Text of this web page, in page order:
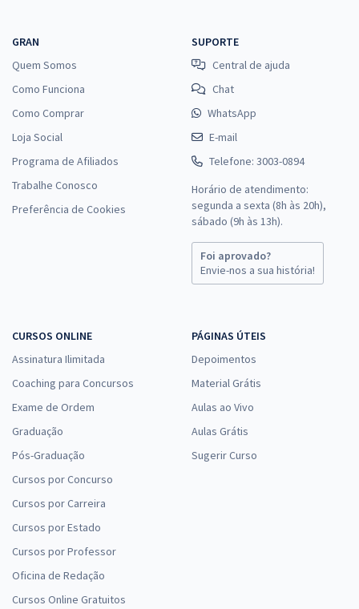
GRAN
Quem Somos
Como Funciona
Como Comprar
Loja Social
Programa de Afiliados
Trabalhe Conosco
Preferência de Cookies
SUPORTE
Central de ajuda
Chat
WhatsApp
E-mail
Telefone: 3003-0894
Horário de atendimento:
segunda a sexta (8h às 20h),
sábado (9h às 13h).
Foi aprovado?
Envie-nos a sua história!
CURSOS ONLINE
Assinatura Ilimitada
Coaching para Concursos
Exame de Ordem
Graduação
Pós-Graduação
Cursos por Concurso
Cursos por Carreira
Cursos por Estado
Cursos por Professor
Oficina de Redação
Cursos Online Gratuitos
PÁGINAS ÚTEIS
Depoimentos
Material Grátis
Aulas ao Vivo
Aulas Grátis
Sugerir Curso